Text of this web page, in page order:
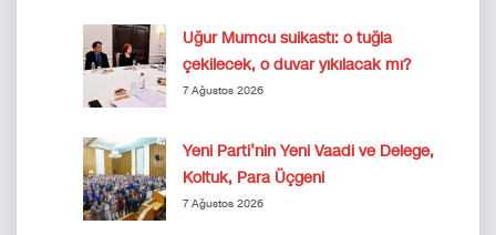
Uğur Mumcu suikastı: o tuğla
çekilecek, o duvar yıkılacak mı?
7 Ağustos 2026
Yeni Parti’nin Yeni Vaadi ve Delege,
Koltuk, Para Üçgeni
7 Ağustos 2026